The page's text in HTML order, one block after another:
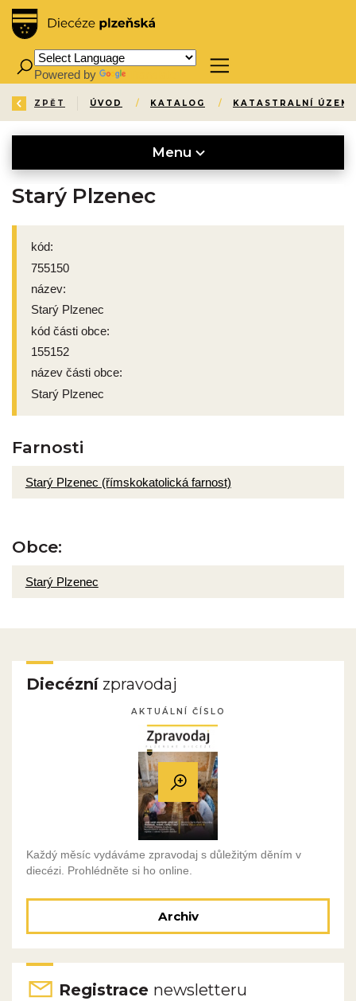
Powered by
ZPĚT ÚVOD / KATALOG / KATASTRALNÍ ÚZEMÍ
Menu
Starý Plzenec
kód:
755150
název:
Starý Plzenec
kód části obce:
155152
název části obce:
Starý Plzenec
Farnosti
Starý Plzenec (římskokatolická farnost)
Obce:
Starý Plzenec
Diecéznízpravodaj
AKTUÁLNÍ ČÍSLO
Každý měsíc vydáváme zpravodaj s důležitým děním v
diecézi. Prohlédněte si ho online.
Archiv
Registrace newsletteru